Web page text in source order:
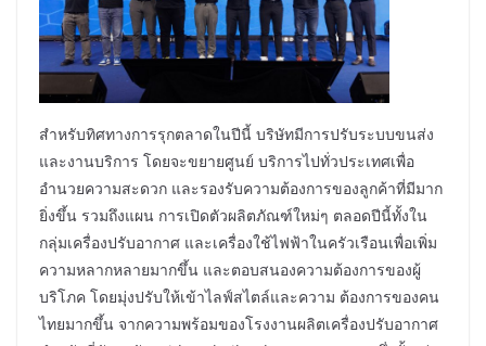
สำหรับทิศทางการรุกตลาดในปีนี้ บริษัทมีการปรับระบบขนส่ง
และงานบริการ โดยจะขยายศูนย์ บริการไปทั่วประเทศเพื่อ
อำนวยความสะดวก และรองรับความต้องการของลูกค้าที่มีมาก
ยิ่งขึ้น รวมถึงแผน การเปิดตัวผลิตภัณฑ์ใหม่ๆ ตลอดปีนี้ทั้งใน
กลุ่มเครื่องปรับอากาศ และเครื่องใช้ไฟฟ้าในครัวเรือนเพื่อเพิ่ม
ความหลากหลายมากขึ้น และตอบสนองความต้องการของผู้
บริโภค โดยมุ่งปรับให้เข้าไลฟ์สไตล์และความ ต้องการของคน
ไทยมากขึ้น จากความพร้อมของโรงงานผลิตเครื่องปรับอากาศ